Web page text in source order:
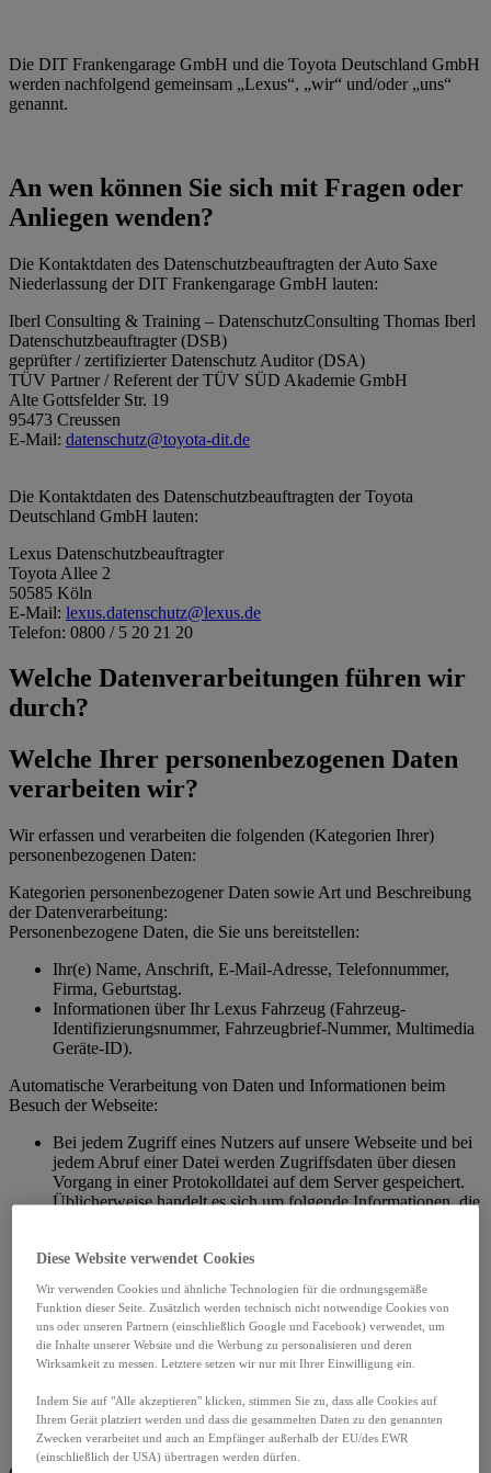
Die DIT Frankengarage GmbH und die Toyota Deutschland GmbH
werden nachfolgend gemeinsam „Lexus“, „wir“ und/oder „uns“
genannt.
An wen können Sie sich mit Fragen oder
Anliegen wenden?
Die Kontaktdaten des Datenschutzbeauftragten der Auto Saxe
Niederlassung der DIT Frankengarage GmbH lauten:
Iberl Consulting & Training – DatenschutzConsulting Thomas Iberl
Datenschutzbeauftragter (DSB)
geprüfter / zertifizierter Datenschutz Auditor (DSA)
TÜV Partner / Referent der TÜV SÜD Akademie GmbH
Alte Gottsfelder Str. 19
95473 Creussen
E-Mail: datenschutz@toyota-dit.de
Die Kontaktdaten des Datenschutzbeauftragten der Toyota
Deutschland GmbH lauten:
Lexus Datenschutzbeauftragter
Toyota Allee 2
50585 Köln
E-Mail: lexus.datenschutz@lexus.de
Telefon: 0800 / 5 20 21 20
Welche Datenverarbeitungen führen wir
durch?
Welche Ihrer personenbezogenen Daten
verarbeiten wir?
Wir erfassen und verarbeiten die folgenden (Kategorien Ihrer)
personenbezogenen Daten:
Kategorien personenbezogener Daten sowie Art und Beschreibung
der Datenverarbeitung:
Personenbezogene Daten, die Sie uns bereitstellen:
Ihr(e) Name, Anschrift, E-Mail-Adresse, Telefonnummer,
Firma, Geburtstag.
Informationen über Ihr Lexus Fahrzeug (Fahrzeug-
Identifizierungsnummer, Fahrzeugbrief-Nummer, Multimedia
Geräte-ID).
Automatische Verarbeitung von Daten und Informationen beim
Besuch der Webseite:
Bei jedem Zugriff eines Nutzers auf unsere Webseite und bei
jedem Abruf einer Datei werden Zugriffsdaten über diesen
Vorgang in einer Protokolldatei auf dem Server gespeichert.
Üblicherweise handelt es sich um folgende Informationen, die
Rahmen von Eingaben übergebenen Informationen (z. B.
Queryparameter in der URL)
Dateiname der Seite, von der aus die aktuelle Seite oder Datei
angefordert wurde
Datum, Uhrzeit und Dauer der Anforderung
Typ und Betriebssystem des verwendeten Webbrowsers
der Name des Internet-Service-Providers
Diese Website verwendet Cookies
Wir verwenden Cookies und ähnliche Technologien für die ordnungsgemäße
Funktion dieser Seite. Zusätzlich werden technisch nicht notwendige Cookies von
uns oder unseren Partnern (einschließlich Google und Facebook) verwendet, um
die Inhalte unserer Website und die Werbung zu personalisieren und deren
Wirksamkeit zu messen. Letztere setzen wir nur mit Ihrer Einwilligung ein.
Indem Sie auf "Alle akzeptieren" klicken, stimmen Sie zu, dass alle Cookies auf
Ihrem Gerät platziert werden und dass die gesammelten Daten zu den genannten
Zwecken verarbeitet und auch an Empfänger außerhalb der EU/des EWR
(einschließlich der USA) übertragen werden dürfen.